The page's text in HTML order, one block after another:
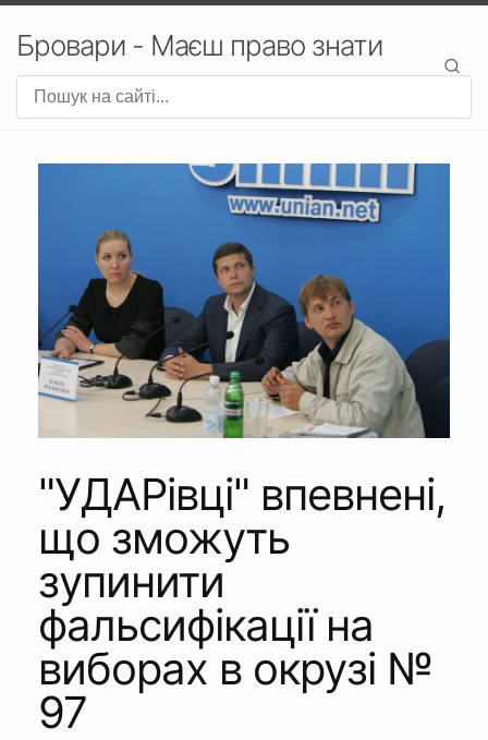
Бровари - Маєш право знати
"УДАРівці" впевнені,
що зможуть
зупинити
фальсифікації на
виборах в окрузі №
97